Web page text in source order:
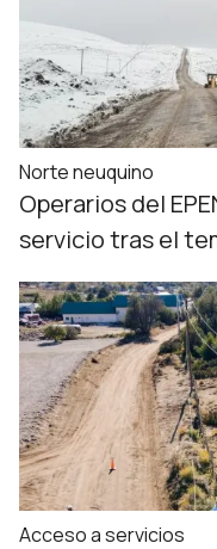
Norte neuquino
Operarios del
servicio tras el
Acceso a servicios